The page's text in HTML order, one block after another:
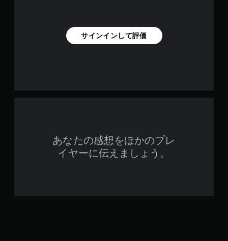
サインインして評価
あなたの感想をほかのプレ
イヤーに伝えましょう。